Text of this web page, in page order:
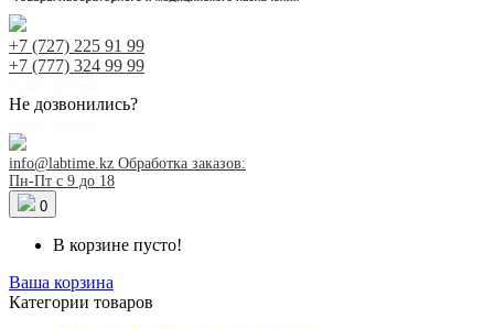
+7 (727) 225 91 99
+7 (777) 324 99 99
Не дозвонились?
info@labtime.kz Обработка заказов:
Пн-Пт с 9 до 18
0
В корзине пусто!
Ваша корзина
Категории товаров